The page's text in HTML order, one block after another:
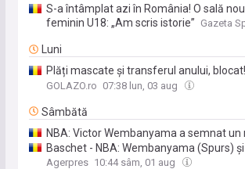
S-a întâmplat azi în România! O sală
feminin U18: „Am scris istorie” Gazeta
Luni
Plăți mascate și transferul anului,
spatele contractului de 28 de milioane de
GOLAZO.ro 07:38 lun, 03 aug
Sâmbătă
NBA: Victor Wembanyama a semnat
Baschet - NBA: Wembanyama (Spurs)
Agerpres 10:44 sâm, 01 aug